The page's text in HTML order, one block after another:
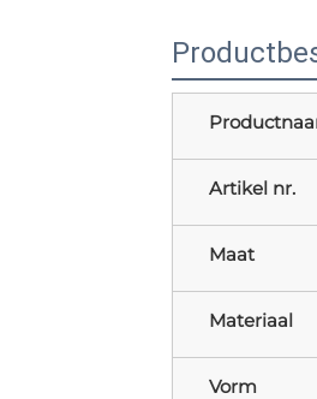
Artikel nr.
Maat
Materiaal
Vorm